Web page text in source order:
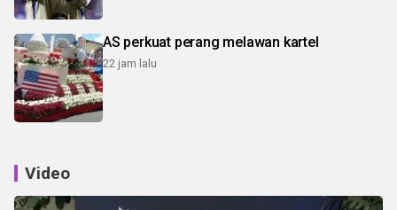
AS perkuat perang melawan kartel
22 jam lalu
Video